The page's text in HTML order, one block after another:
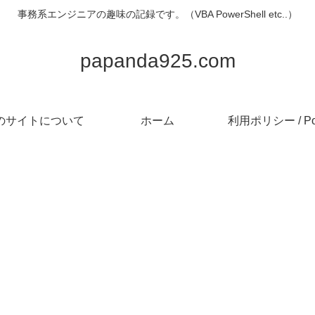
事務系エンジニアの趣味の記録です。（VBA PowerShell etc..）
papanda925.com
サイトについて ホーム 利用ポリシー /